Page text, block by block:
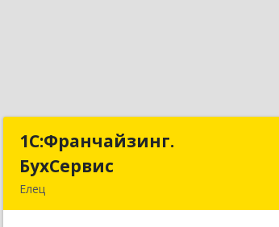
1С:Франчайзинг.
БухСервис
Елец
1С:Франчайзинг.